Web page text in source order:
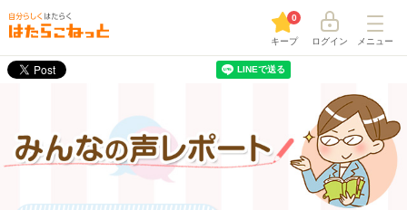
キープ
0
ログイン メニュー